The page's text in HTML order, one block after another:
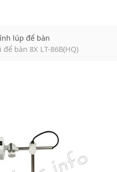
lúp để bàn
bàn 8X LT-86B(HQ)